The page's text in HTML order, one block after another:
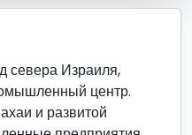
севера Израиля,
центр.
и развитой